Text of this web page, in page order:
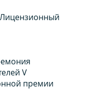
V
премии